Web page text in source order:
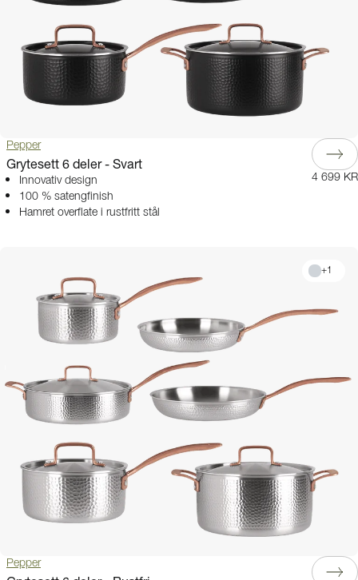
Pepper
Grytesett 6 deler - Svart
Innovativ design
100 % satengfinish
Hamret overflate i rustfritt stål
4 699 KR
+1
Pepper